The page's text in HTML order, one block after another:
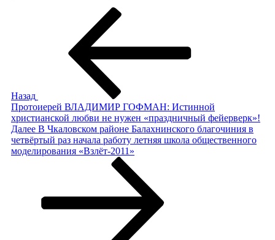
Назад
Протоиерей ВЛАДИМИР ГОФМАН: Истинной
христианской любви не нужен «праздничный фейерверк»!
Следующая
запись
Далее В Чкаловском районе Балахнинского благочиния в
четвёртый раз начала работу летняя школа общественного
моделирования «Взлёт-2011»